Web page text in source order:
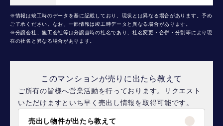
※情報は竣工時のデータを基に記載しており、現状とは異なる場合があります。予め
ご了承ください。なお、一部情報は竣工時データと異なる場合があります。
※分譲会社、施工会社等は分譲当時の社名であり、社名変更・合併・分割等により現
在の社名と異なる場合があります。
このマンションが売りに出たら教えて
ご所有の皆様へ営業活動を行っております。リクエスト
いただけますといち早く売出し情報を取得可能です。
売出し物件が出たら教えて